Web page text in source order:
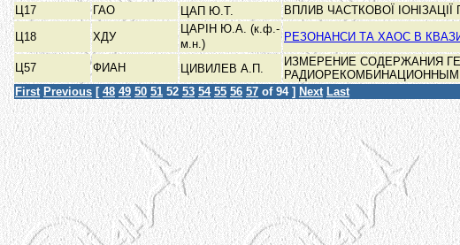
Ц17
ГАО ЦАП Ю.Т. ВПЛИВ ЧАСТКОВОЇ
Ц18
ХДУ
ЦАРІН Ю.А. (к.ф.-
м.н.)
РЕЗОНАНСИ ТА ХАОС В
Ц57 ФИАН ЦИВИЛЕВ А.П.
ИЗМЕРЕНИЕ СОДЕРЖАНИЯ
РАДИОРЕКОМБИНАЦИОННЫМ
First Previous [ 48 49 50 51 52 53 54 55 56 57 of 94 ] Next Last